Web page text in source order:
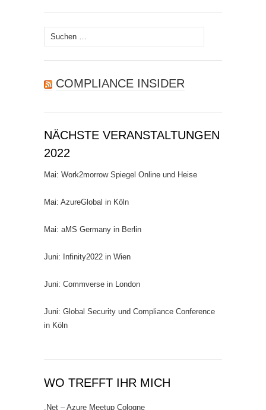
Suchen
nach:
COMPLIANCE INSIDER
NÄCHSTE VERANSTALTUNGEN
2022
Mai: Work2morrow Spiegel Online und Heise
Mai: AzureGlobal in Köln
Mai: aMS Germany in Berlin
Juni: Infinity2022 in Wien
Juni: Commverse in London
Juni: Global Security und Compliance Conference
in Köln
WO TREFFT IHR MICH
.Net – Azure Meetup Cologne